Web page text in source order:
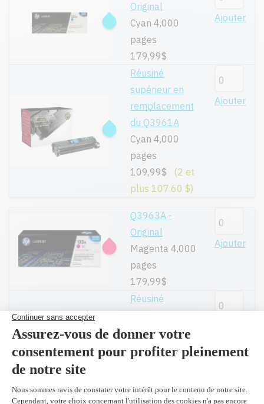
Original
Cyan 4,000
pages
179,99$
Ajouter
Réusiné
supérieur en
remplacement
du Q3961A
Cyan 4,000
pages
109,99$
(2 et
plus 107,60 $)
Ajouter
Q3963A -
Original
Magenta 4,000
pages
179,99$
Ajouter
Réusiné
remplacement
du Q3963A
109,99$ (2 et